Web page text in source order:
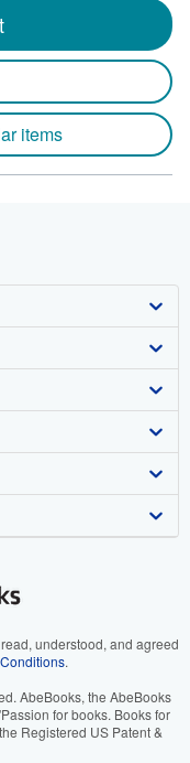
items
understood, and agreed
.
AbeBooks, the AbeBooks
for books. Books for
Registered US Patent &